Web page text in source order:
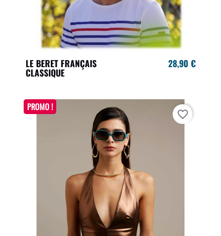
LE BERET FRANÇAIS
CLASSIQUE
28,90 €
PROMO !
favorite_border